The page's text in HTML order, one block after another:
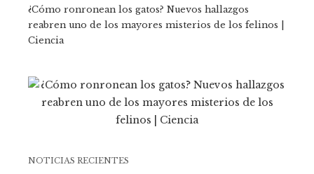
¿Cómo ronronean los gatos? Nuevos hallazgos
reabren uno de los mayores misterios de los felinos |
Ciencia
NOTICIAS RECIENTES